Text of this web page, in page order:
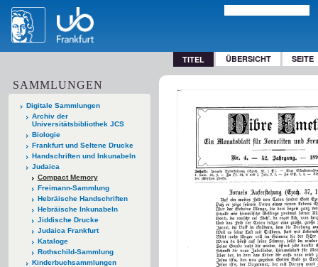
TITEL ÜBERSICHT SEITE
SAMMLUNGEN
Digitale Sammlungen
Archiv der
Universitätsbibliothek JCS
Biologie
Frankfurt und Seltene Drucke
Handschriften und Inkunabeln
Judaica
Compact Memory
Freimann-Sammlung
Hebräische Handschriften
Hebräische Inkunabeln
Jiddische Drucke
Judaica Frankfurt
Kataloge
Rothschild-Sammlung
Kinderbuchsammlungen